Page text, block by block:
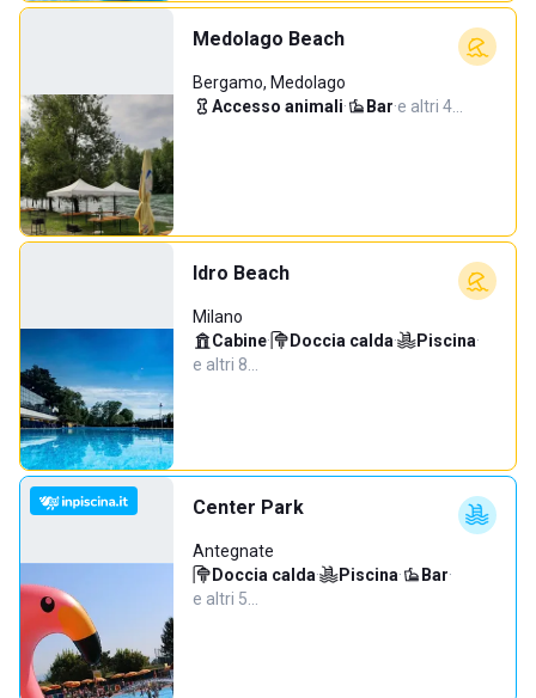
Medolago Beach
Bergamo, Medolago
Accesso animali· Bar·e altri 4…
Idro Beach
Milano
Cabine· Doccia calda· Piscina·
e altri 8…
Center Park
Antegnate
Doccia calda· Piscina· Bar·
e altri 5…